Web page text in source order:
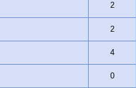
2
2
4
0